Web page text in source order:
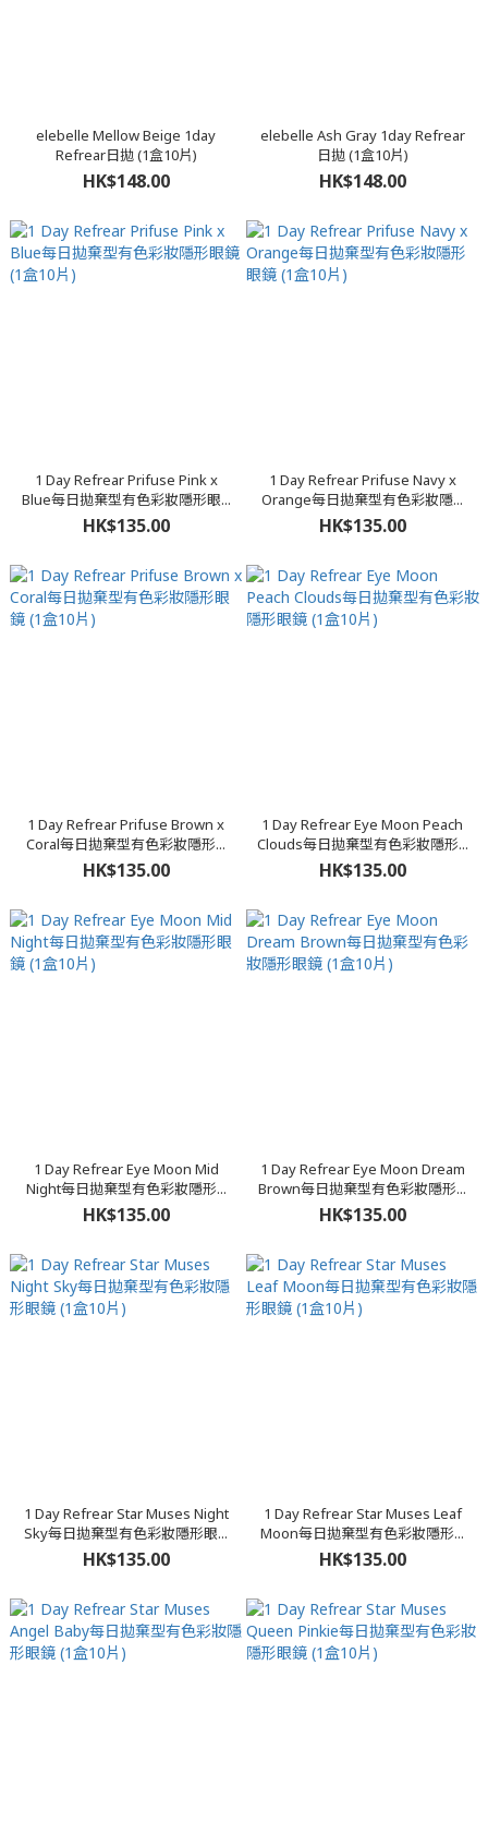
elebelle Mellow Beige 1day
Refrear日拋 (1盒10片)
HK$148.00
elebelle Ash Gray 1day Refrear
日拋 (1盒10片)
HK$148.00
1 Day Refrear Prifuse Pink x
Blue每日拋棄型有色彩妝隱形眼...
HK$135.00
1 Day Refrear Prifuse Navy x
Orange每日拋棄型有色彩妝隱...
HK$135.00
1 Day Refrear Prifuse Brown x
Coral每日拋棄型有色彩妝隱形...
HK$135.00
1 Day Refrear Eye Moon Peach
Clouds每日拋棄型有色彩妝隱形...
HK$135.00
1 Day Refrear Eye Moon Mid
Night每日拋棄型有色彩妝隱形...
HK$135.00
1 Day Refrear Eye Moon Dream
Brown每日拋棄型有色彩妝隱形...
HK$135.00
1 Day Refrear Star Muses Night
Sky每日拋棄型有色彩妝隱形眼...
HK$135.00
1 Day Refrear Star Muses Leaf
Moon每日拋棄型有色彩妝隱形...
HK$135.00